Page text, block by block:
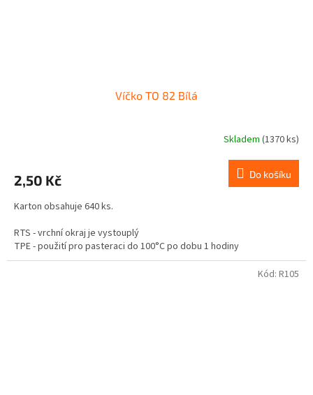
Víčko TO 82 Bílá
Skladem (1370 ks)
2,50 Kč Do košíku
Karton obsahuje 640 ks.
RTS - vrchní okraj je vystouplý
TPE - použití pro pasteraci do 100°C po dobu 1 hodiny
Není vhodné pro tuky a oleje.
Kód: R105